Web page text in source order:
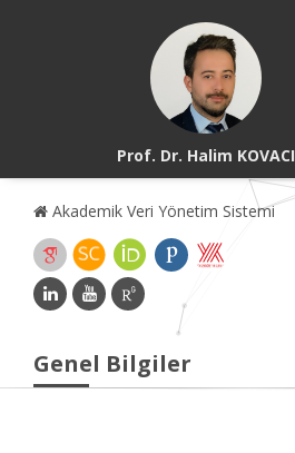
Prof. Dr. Halim KOVACI
Akademik Veri Yönetim Sistemi
Genel Bilgiler